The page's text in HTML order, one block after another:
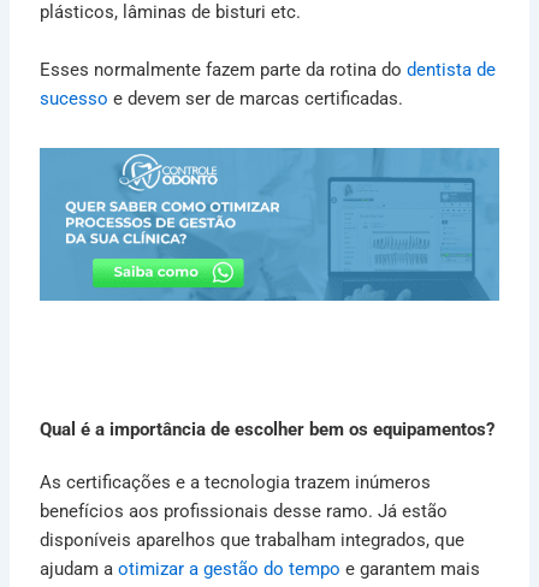
plásticos, lâminas de bisturi etc.
Esses normalmente fazem parte da rotina do dentista de
sucesso e devem ser de marcas certificadas.
Qual é a importância de escolher bem os equipamentos?
As certificações e a tecnologia trazem inúmeros
benefícios aos profissionais desse ramo. Já estão
disponíveis aparelhos que trabalham integrados, que
ajudam a otimizar a gestão do tempo e garantem mais